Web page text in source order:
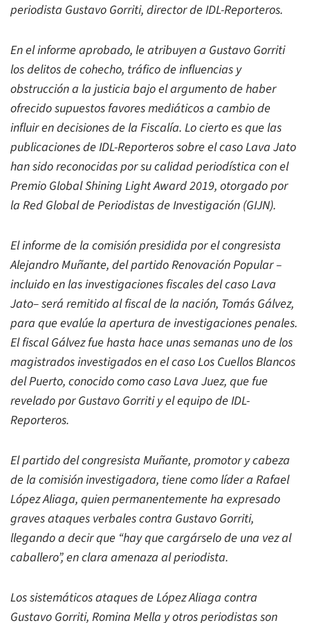
periodista Gustavo Gorriti, director de IDL-Reporteros.
En el informe aprobado, le atribuyen a Gustavo Gorriti
los delitos de cohecho, tráfico de influencias y
obstrucción a la justicia bajo el argumento de haber
ofrecido supuestos favores mediáticos a cambio de
influir en decisiones de la Fiscalía. Lo cierto es que las
publicaciones de IDL-Reporteros sobre el caso Lava Jato
han sido reconocidas por su calidad periodística con el
Premio Global Shining Light Award 2019, otorgado por
la Red Global de Periodistas de Investigación (GIJN).
El informe de la comisión presidida por el congresista
Alejandro Muñante, del partido Renovación Popular –
incluido en las investigaciones fiscales del caso Lava
Jato– será remitido al fiscal de la nación, Tomás Gálvez,
para que evalúe la apertura de investigaciones penales.
El fiscal Gálvez fue hasta hace unas semanas uno de los
magistrados investigados en el caso Los Cuellos Blancos
del Puerto, conocido como caso Lava Juez, que fue
revelado por Gustavo Gorriti y el equipo de IDL-
Reporteros.
El partido del congresista Muñante, promotor y cabeza
de la comisión investigadora, tiene como líder a Rafael
López Aliaga, quien permanentemente ha expresado
graves ataques verbales contra Gustavo Gorriti,
llegando a decir que “hay que cargárselo de una vez al
caballero”, en clara amenaza al periodista.
Los sistemáticos ataques de López Aliaga contra
Gustavo Gorriti, Romina Mella y otros periodistas son